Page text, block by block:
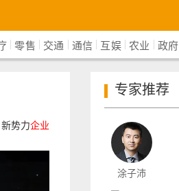
| 零售 | 交通 | 通信 | 互娱 | 农业 | 政府
新势力企业
专家推荐
涂子沛